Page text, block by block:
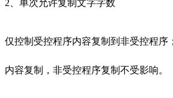
2、单次允许复制文字字数
仅控制受控程序内容复制到非受控程序
内容复制，非受控程序复制不受影响。